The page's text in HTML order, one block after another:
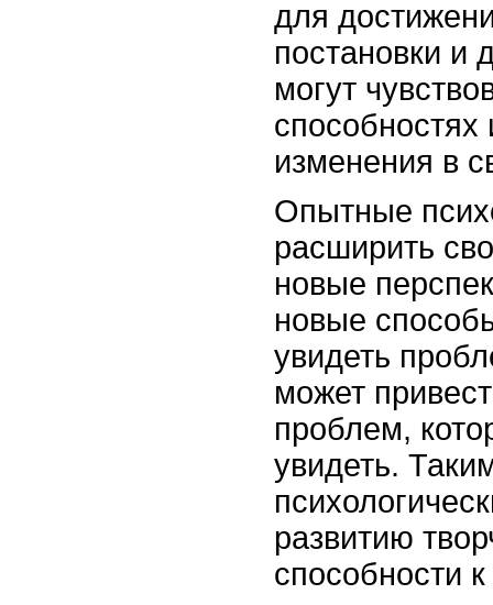
для
постановки и
могут
изменения в
Опытные
расширить
новые
новые
увидеть
может
проблем,
увидеть.
развитию
способности